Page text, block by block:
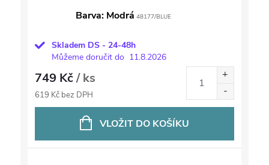
Barva: Modrá 48177/BLUE
Skladem DS - 24-48h
Můžeme doručit do 11.8.2026
749 Kč/ ks
619 Kč bez DPH
VLOŽIT DO KOŠÍKU